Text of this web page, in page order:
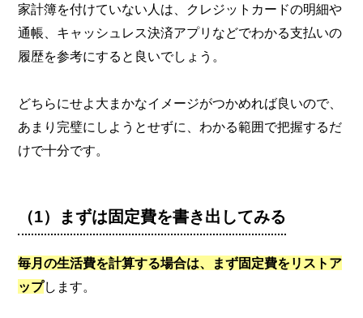
家計簿を付けていない人は、クレジットカードの明細や
通帳、キャッシュレス決済アプリなどでわかる支払いの
履歴を参考にすると良いでしょう。
どちらにせよ大まかなイメージがつかめれば良いので、
あまり完璧にしようとせずに、わかる範囲で把握するだ
けで十分です。
（1）まずは固定費を書き出してみる
毎月の生活費を計算する場合は、まず固定費をリストア
ップします。